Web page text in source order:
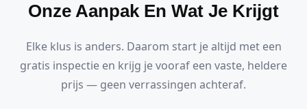
Onze Aanpak En Wat Je Krijgt
Elke klus is anders. Daarom start je altijd met een
gratis inspectie en krijg je vooraf een vaste, heldere
prijs — geen verrassingen achteraf.